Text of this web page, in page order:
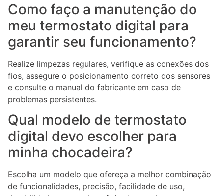
Como faço a manutenção do
meu termostato digital para
garantir seu funcionamento?
Realize limpezas regulares, verifique as conexões dos
fios, assegure o posicionamento correto dos sensores
e consulte o manual do fabricante em caso de
problemas persistentes.
Qual modelo de termostato
digital devo escolher para
minha chocadeira?
Escolha um modelo que ofereça a melhor combinação
de funcionalidades, precisão, facilidade de uso,